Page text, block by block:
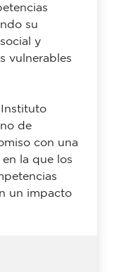
su
y
vulnerables
de
con una
la que los
un impacto